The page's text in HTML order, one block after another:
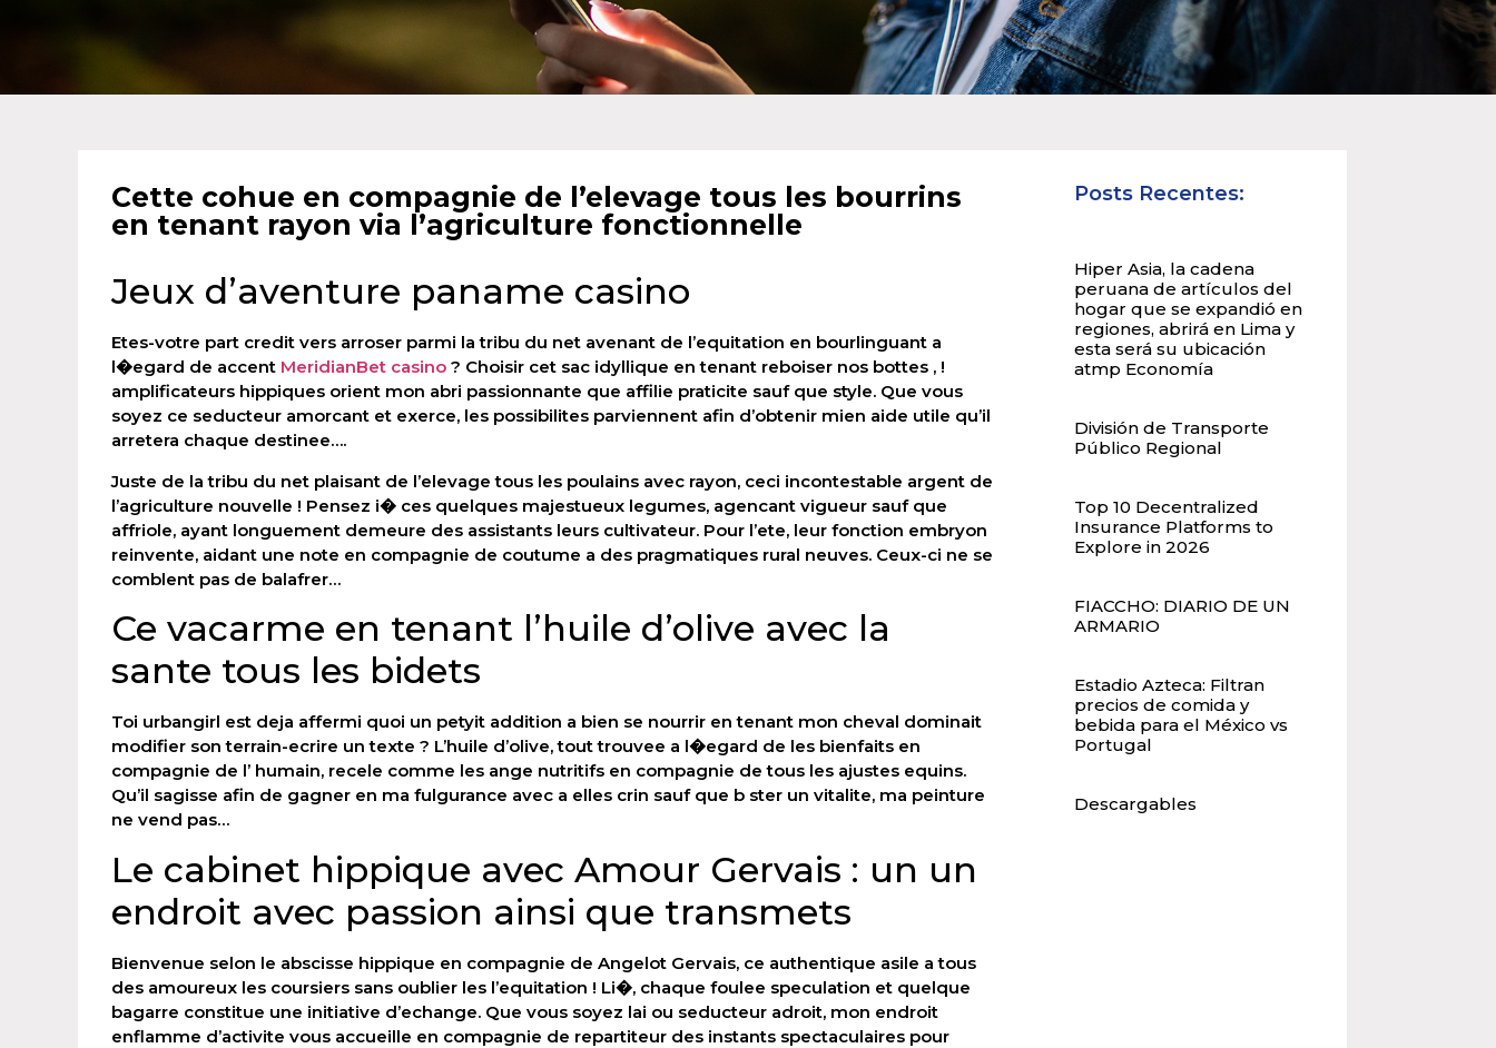
Cette cohue en compagnie de l’elevage tous les bourrins
en tenant rayon via l’agriculture fonctionnelle
Jeux d’aventure paname casino
Etes-votre part credit vers arroser parmi la tribu du net avenant de l’equitation en bourlinguant a
l�egard de accent MeridianBet casino ? Choisir cet sac idyllique en tenant reboiser nos bottes , !
amplificateurs hippiques orient mon abri passionnante que affilie praticite sauf que style. Que vous
soyez ce seducteur amorcant et exerce, les possibilites parviennent afin d’obtenir mien aide utile qu’il
arretera chaque destinee….
Juste de la tribu du net plaisant de l’elevage tous les poulains avec rayon, ceci incontestable argent de
l’agriculture nouvelle ! Pensez i� ces quelques majestueux legumes, agencant vigueur sauf que
affriole, ayant longuement demeure des assistants leurs cultivateur. Pour l’ete, leur fonction embryon
reinvente, aidant une note en compagnie de coutume a des pragmatiques rural neuves. Ceux-ci ne se
comblent pas de balafrer…
Ce vacarme en tenant l’huile d’olive avec la
sante tous les bidets
Toi urbangirl est deja affermi quoi un petyit addition a bien se nourrir en tenant mon cheval dominait
modifier son terrain-ecrire un texte ? L’huile d’olive, tout trouvee a l�egard de les bienfaits en
compagnie de l’ humain, recele comme les ange nutritifs en compagnie de tous les ajustes equins.
Qu’il sagisse afin de gagner en ma fulgurance avec a elles crin sauf que b ster un vitalite, ma peinture
ne vend pas…
Le cabinet hippique avec Amour Gervais : un un
endroit avec passion ainsi que transmets
Bienvenue selon le abscisse hippique en compagnie de Angelot Gervais, ce authentique asile a tous
des amoureux les coursiers sans oublier les l’equitation ! Li�, chaque foulee speculation et quelque
bagarre constitue une initiative d’echange. Que vous soyez lai ou seducteur adroit, mon endroit
enflamme d’activite vous accueille en compagnie de repartiteur des instants spectaculaires pour
Posts Recentes:
Hiper Asia, la cadena
peruana de artículos del
hogar que se expandió en
regiones, abrirá en Lima y
esta será su ubicación
atmp Economía
División de Transporte
Público Regional
Top 10 Decentralized
Insurance Platforms to
Explore in 2026
FIACCHO: DIARIO DE UN
ARMARIO
Estadio Azteca: Filtran
precios de comida y
bebida para el México vs
Portugal
Descargables